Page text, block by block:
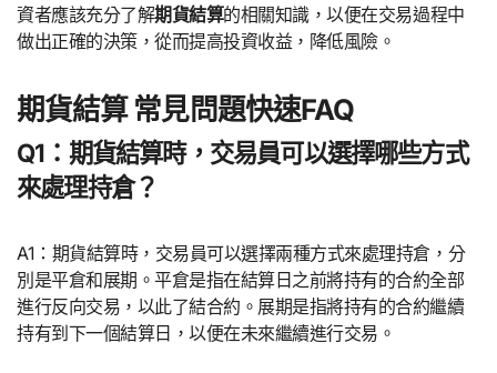
資者應該充分了解期貨結算的相關知識，以便在交易過程中
做出正確的決策，從而提高投資收益，降低風險。
期貨結算 常見問題快速FAQ
Q1：期貨結算時，交易員可以選擇哪些方式
來處理持倉？
A1：期貨結算時，交易員可以選擇兩種方式來處理持倉，分
別是平倉和展期。平倉是指在結算日之前將持有的合約全部
進行反向交易，以此了結合約。展期是指將持有的合約繼續
持有到下一個結算日，以便在未來繼續進行交易。